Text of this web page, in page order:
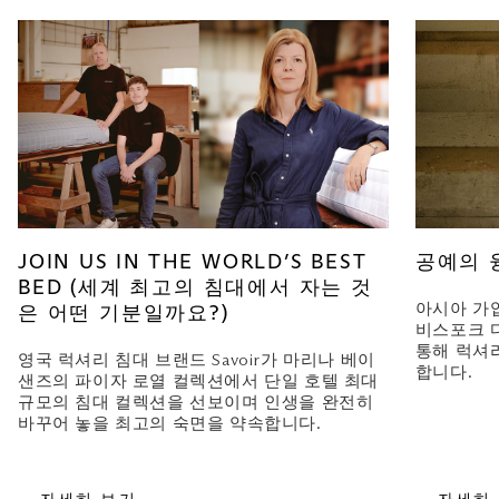
JOIN US IN THE WORLD’S BEST
BED (세계 최고의 침대에서 자는 것
은 어떤 기분일까요?)
영국 럭셔리 침대 브랜드 Savoir가 마리나 베이
샌즈의 파이자 로열 컬렉션에서 단일 호텔 최대
규모의 침대 컬렉션을 선보이며 인생을 완전히
바꾸어 놓을 최고의 숙면을 약속합니다.
공예의
아시아 가
비스포크
통해 럭셔
합니다.